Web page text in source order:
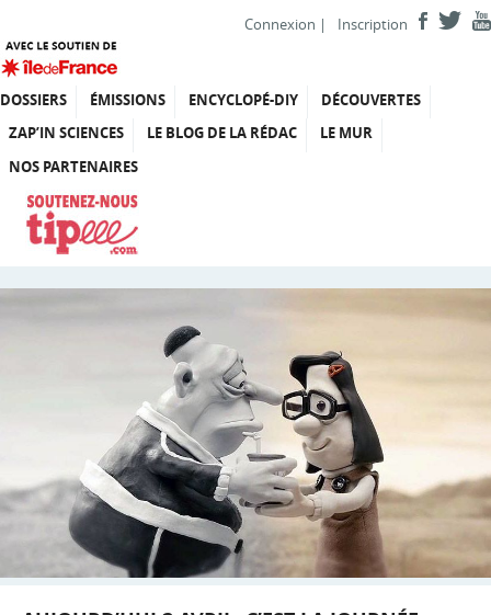
Connexion | Inscription
DOSSIERS ÉMISSIONS ENCYCLOPÉ-DIY
DÉCOUVERTES
ZAP’IN SCIENCES
LE BLOG DE LA RÉDAC
LE MUR
NOS PARTENAIRES